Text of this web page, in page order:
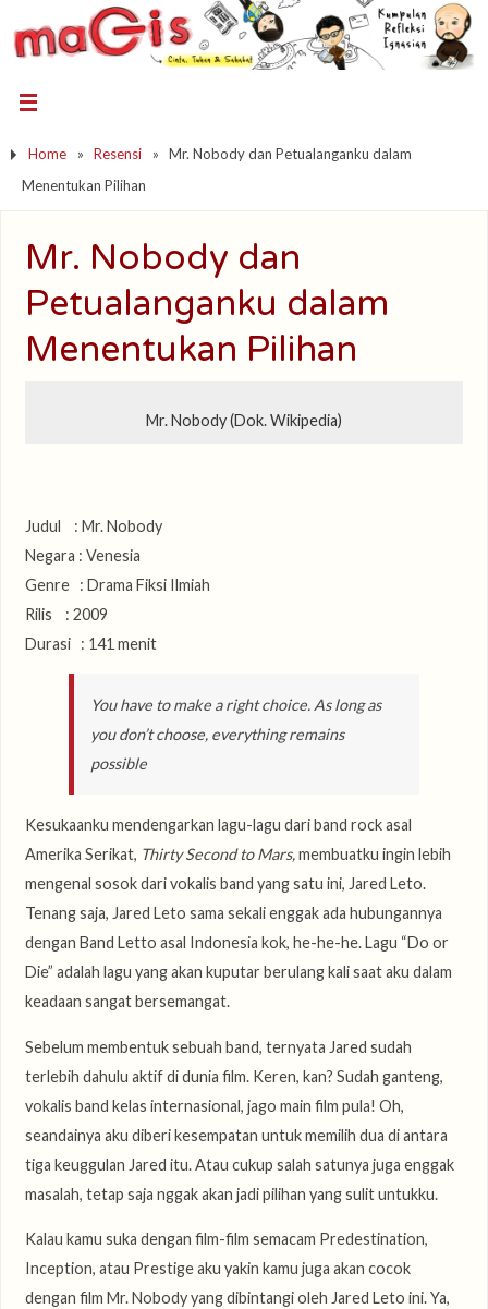
Home » Resensi »
Mr. Nobody dan Petualanganku dalam
Menentukan Pilihan
Mr. Nobody dan
Petualanganku dalam
Menentukan Pilihan
Mr. Nobody (Dok. Wikipedia)
Judul : Mr. Nobody
Negara : Venesia
Genre : Drama Fiksi Ilmiah
Rilis : 2009
Durasi : 141 menit
You have to make a right choice. As long as
you don’t choose, everything remains
possible
Kesukaanku mendengarkan lagu-lagu dari band rock asal
Amerika Serikat, Thirty Second to Mars,membuatku ingin lebih
mengenal sosok dari vokalis band yang satu ini, Jared Leto.
Tenang saja, Jared Leto sama sekali enggak ada hubungannya
dengan Band Letto asal Indonesia kok, he-he-he. Lagu “Do or
Die” adalah lagu yang akan kuputar berulang kali saat aku dalam
keadaan sangat bersemangat.
Sebelum membentuk sebuah band, ternyata Jared sudah
terlebih dahulu aktif di dunia film. Keren, kan? Sudah ganteng,
vokalis band kelas internasional, jago main film pula! Oh,
seandainya aku diberi kesempatan untuk memilih dua di antara
tiga keuggulan Jared itu. Atau cukup salah satunya juga enggak
masalah, tetap saja nggak akan jadi pilihan yang sulit untukku.
Kalau kamu suka dengan film-film semacam Predestination,
Inception, atau Prestige aku yakin kamu juga akan cocok
dengan film Mr. Nobody yang dibintangi oleh Jared Leto ini. Ya,